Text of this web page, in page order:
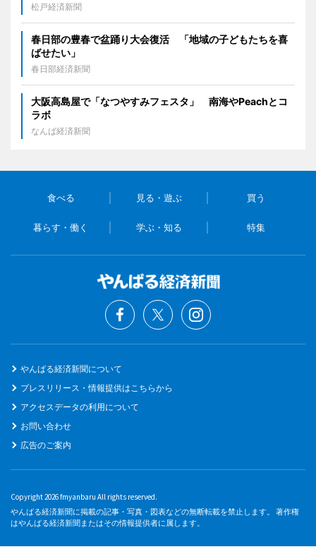
松戸経済新聞
春日部の豊春で盆踊り大会復活 「地域の子どもたちを喜
ばせたい」
春日部経済新聞
大阪高島屋で「なつやすみフェスタ」 南海やPeachとコ
ラボ
なんば経済新聞
食べる 見る・遊ぶ 買う
暮らす・働く 学ぶ・知る 特集
やんばる経済新聞について
プレスリリース・情報提供はこちらから
アクセスデータの利用について
お問い合わせ
広告のご案内
Copyright 2026 fmyanbaru All rights reserved.
やんばる経済新聞に掲載の記事・写真・図表などの無断転載を禁止します。 著作権
はやんばる経済新聞またはその情報提供者に属します。